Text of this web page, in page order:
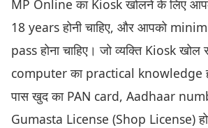
MP Online का Kiosk खोलने के लिए
18 years होनी चाहिए, और आपको
pass होना चाहिए। जो व्यक्ति Kiosk खोल
computer का practical knowledge
पास खुद का PAN card, Aadhaar
Gumasta License (Shop License)